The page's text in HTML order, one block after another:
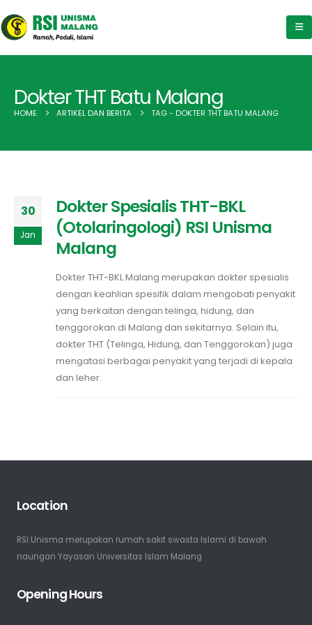
Dokter THT Batu Malang
HOME ARTIKEL DAN BERITA TAG - DOKTER THT BATU MALANG
30
Jan
Dokter Spesialis THT-BKL
(Otolaringologi) RSI Unisma
Malang
Dokter THT-BKL Malang merupakan dokter spesialis
dengan keahlian spesifik dalam mengobati penyakit
yang berkaitan dengan telinga, hidung, dan
tenggorokan di Malang dan sekitarnya. Selain itu,
dokter THT (Telinga, Hidung, dan Tenggorokan) juga
mengatasi berbagai penyakit yang terjadi di kepala
dan leher.
Location
RSI Unisma merupakan rumah sakit swasta Islami di bawah
naungan Yayasan Universitas Islam Malang
Opening Hours